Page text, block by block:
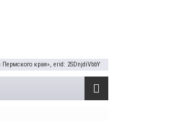
края», erid: 2SDnjdiVbbY